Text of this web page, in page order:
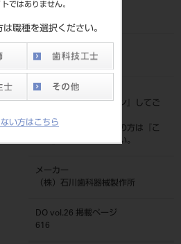
ではありません。
職種を選択ください。
い方はこちら
品目コード
4560216355319
標準価格
価格の確認は『ログイン
』してご
ネット会員登録がまだの方は『
こ
ちら』より登録ください。
メーカー
（株）石川歯科器械製作所
DO vol.26 掲載ページ
616